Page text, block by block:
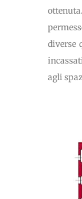
diverse
agli